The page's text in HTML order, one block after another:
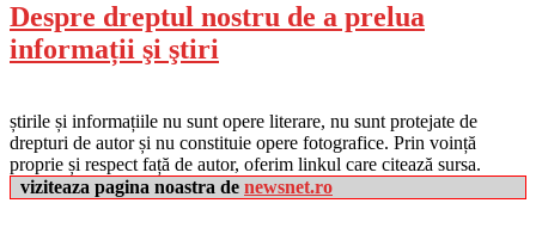
Despre dreptul nostru de a prelua
informații şi ştiri
știrile și informațiile nu sunt opere literare, nu sunt protejate de
drepturi de autor și nu constituie opere fotografice. Prin voință
proprie și respect față de autor, oferim linkul care citează sursa.
viziteaza pagina noastra de newsnet.ro